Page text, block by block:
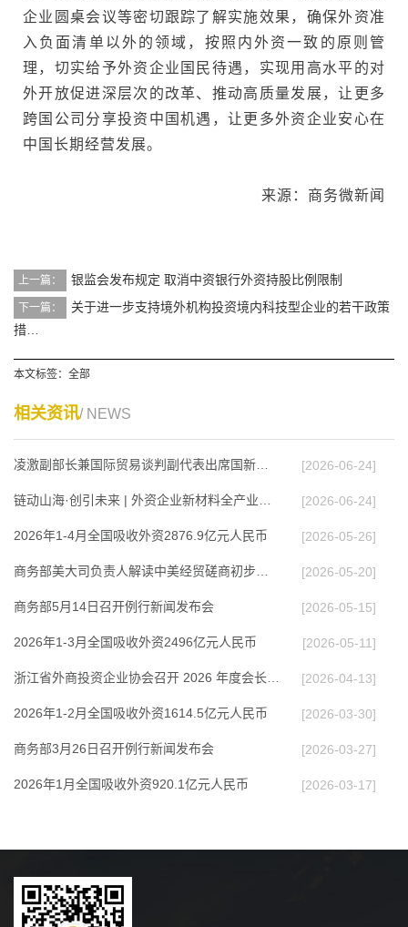
企业圆桌会议等密切跟踪了解实施效果，确保外资准
入负面清单以外的领域，按照内外资一致的原则管
理，切实给予外资企业国民待遇，实现用高水平的对
外开放促进深层次的改革、推动高质量发展，让更多
跨国公司分享投资中国机遇，让更多外资企业安心在
中国长期经营发展。
来源：商务微新闻
上一篇： 银监会发布规定 取消中资银行外资持股比例限制
下一篇：
关于进一步支持境外机构投资境内科技型企业的若干政策
措…
本文标签： 全部
相关资讯/ NEWS
[2026-06-24]
[2026-06-24]
2026年1-4月全国吸收外资2876.9亿元人民币 [2026-05-26]
[2026-05-20]
商务部5月14日召开例行新闻发布会 [2026-05-15]
2026年1-3月全国吸收外资2496亿元人民币 [2026-05-11]
[2026-04-13]
2026年1-2月全国吸收外资1614.5亿元人民币 [2026-03-30]
商务部3月26日召开例行新闻发布会 [2026-03-27]
2026年1月全国吸收外资920.1亿元人民币 [2026-03-17]